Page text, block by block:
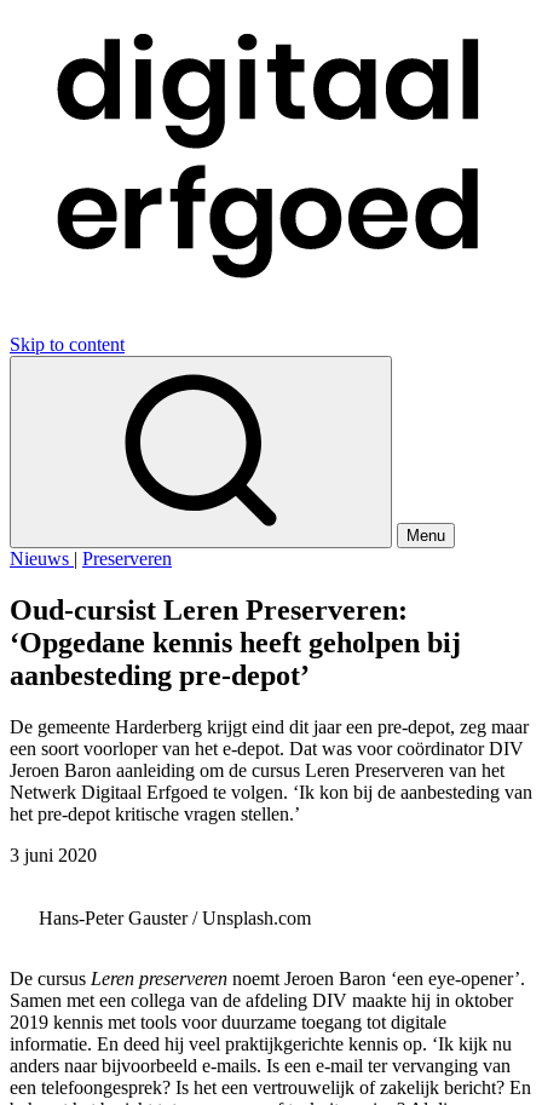
Skip to content
Menu
Nieuws | Preserveren
Oud-cursist Leren Preserveren:
‘Opgedane kennis heeft geholpen bij
aanbesteding pre-depot’
De gemeente Harderberg krijgt eind dit jaar een pre-depot, zeg maar
een soort voorloper van het e-depot. Dat was voor coördinator DIV
Jeroen Baron aanleiding om de cursus Leren Preserveren van het
Netwerk Digitaal Erfgoed te volgen. ‘Ik kon bij de aanbesteding van
het pre-depot kritische vragen stellen.’
3 juni 2020
Hans-Peter Gauster / Unsplash.com
De cursus Leren preserveren noemt Jeroen Baron ‘een eye-opener’.
Samen met een collega van de afdeling DIV maakte hij in oktober
2019 kennis met tools voor duurzame toegang tot digitale
informatie. En deed hij veel praktijkgerichte kennis op. ‘Ik kijk nu
anders naar bijvoorbeeld e-mails. Is een e-mail ter vervanging van
een telefoongesprek? Is het een vertrouwelijk of zakelijk bericht? En